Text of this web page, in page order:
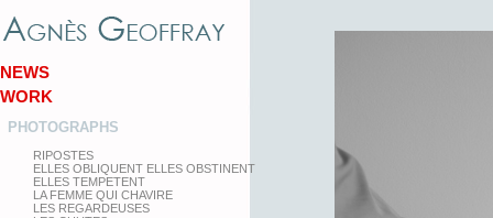
NEWS
WORK
PHOTOGRAPHS
RIPOSTES
ELLES OBLIQUENT ELLES OBSTINENT
ELLES TEMPETENT
LA FEMME QUI CHAVIRE
LES REGARDEUSES